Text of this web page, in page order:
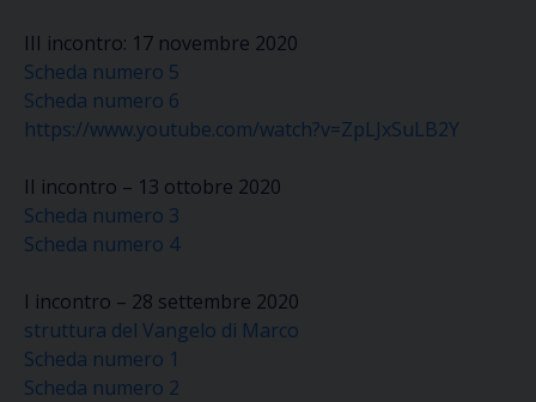
III incontro: 17 novembre 2020
Scheda numero 5
Scheda numero 6
https://www.youtube.com/watch?v=ZpLJxSuLB2Y
II incontro – 13 ottobre 2020
Scheda numero 3
Scheda numero 4
I incontro – 28 settembre 2020
struttura del Vangelo di Marco
Scheda numero 1
Scheda numero 2